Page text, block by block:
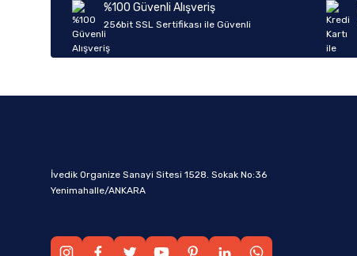
%100 Güvenli Alışveriş
256bit SSL Sertifikası ile Güvenli
İvedik Organize Sanayi Sitesi 1528. Sokak No:36
Yenimahalle/ANKARA